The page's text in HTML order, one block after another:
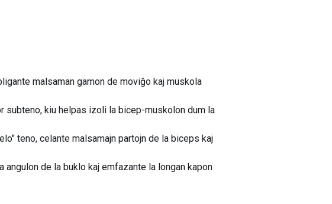
malsaman gamon de moviĝo kaj muskola
subteno, kiu helpas izoli la bicep-muskolon dum la
teno, celante malsamajn partojn de la biceps kaj
de la buklo kaj emfazante la longan kapon